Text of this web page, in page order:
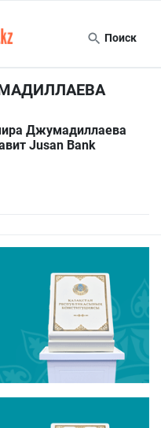
Поиск
Джумадиллаева
Jusan Bank